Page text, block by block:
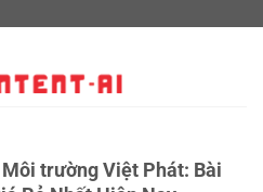
trường Việt Phát: Bài